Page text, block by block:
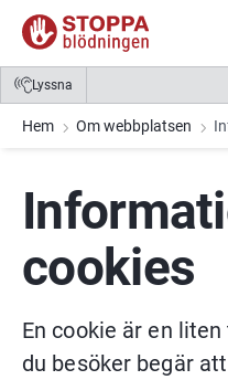
Gå till innehåll
Gå till meny
Gå till sidfot
Lyssna
Hem Om webbplatsen
cookies
En cookie är en
du besöker begär